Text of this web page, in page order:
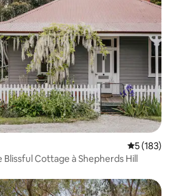
Note
5 (183)
Blissful Cottage à Shepherds Hill